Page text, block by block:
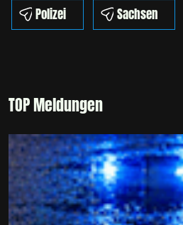
Polizei
Sachsen
TOP Meldungen